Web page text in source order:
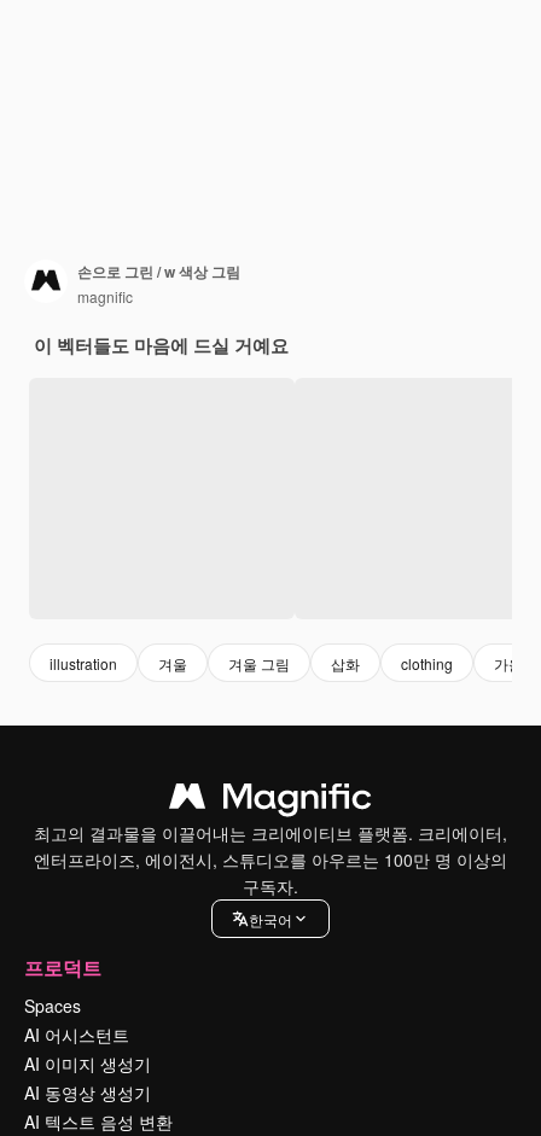
손으로 그린 / w 색상 그림
magnific
이 벡터들도 마음에 드실 거예요
illustration 겨울 겨울 그림 삽화 clothing 가을
최고의 결과물을 이끌어내는 크리에이티브 플랫폼. 크리에이터,
엔터프라이즈, 에이전시, 스튜디오를 아우르는 100만 명 이상의
구독자.
한국어
프로덕트
Spaces
AI 어시스턴트
AI 이미지 생성기
AI 동영상 생성기
AI 텍스트 음성 변환